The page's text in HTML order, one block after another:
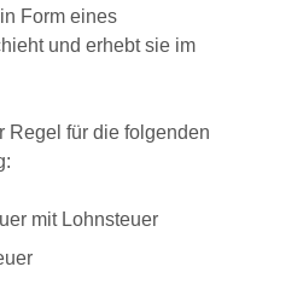
Form eines
und erhebt sie im
Regel für die folgenden
mit Lohnsteuer